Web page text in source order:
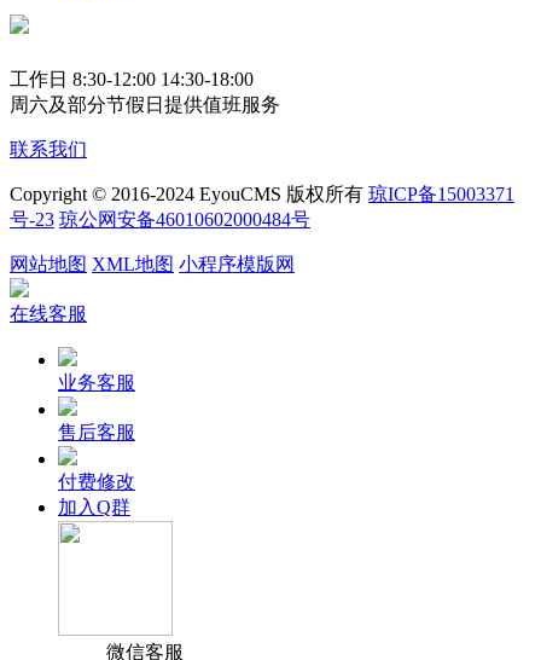
工作日 8:30-12:00 14:30-18:00
周六及部分节假日提供值班服务
联系我们
Copyright © 2016-2024 EyouCMS 版权所有 琼ICP备15003371
号-23 琼公网安备46010602000484号
网站地图 XML地图 小程序模版网
在线客服
业务客服
售后客服
付费修改
加入Q群
微信客服